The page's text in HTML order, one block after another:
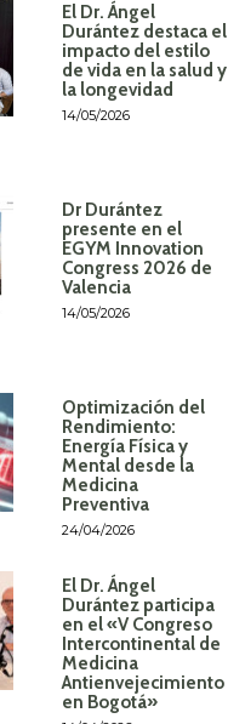
El Dr. Ángel
Durántez destaca el
impacto del estilo
de vida en la salud y
la longevidad
14/05/2026
Dr Durántez
presente en el
EGYM Innovation
Congress 2026 de
Valencia
14/05/2026
Optimización del
Rendimiento:
Energía Física y
Mental desde la
Medicina
Preventiva
24/04/2026
El Dr. Ángel
Durántez participa
en el «V Congreso
Intercontinental de
Medicina
Antienvejecimiento
en Bogotá»